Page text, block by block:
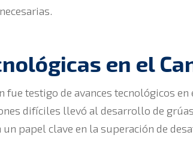
en el
fue testigo de avances tecnológicos
difíciles llevó al desarrollo de
papel clave en la superación de